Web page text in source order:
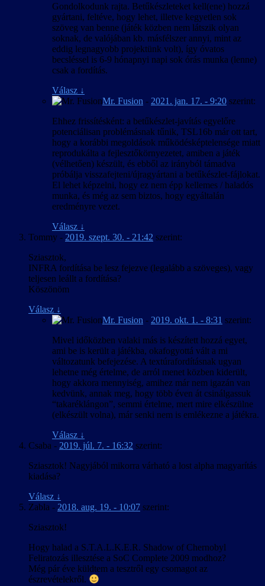
Gondolkodunk rajta. Betűkészleteket kell(ene) hozzá
gyártani, feltéve, hogy lehet, illetve kegyetlen sok
szöveg van benne (játék közben nem látszik olyan
soknak, de valójában kb. másfélszer annyi, mint az
eddig legnagyobb projektünk volt), így óvatos
becsléssel is 6-9 hónapnyi napi sok órás munka (lenne)
csak a fordítás.
Válasz ↓
Mr. Fusion - 2021. jan. 17. - 9:20 szerint:
Ehhez frissítésként: a betűkészlet-javítás egyelőre
potenciálisan problémásnak tűnik, TSL16b már ott tart,
hogy a korábbi megoldások működésképtelensége miatt
reprodukálta a fejlesztőkörnyezetet, amiben a játék
(vélhetően) készült, és ebből az irányból támadva
próbálja visszafejteni/újragyártani a betűkészlet-fájlokat.
El lehet képzelni, hogy ez nem épp kellemes / haladós
munka, és még az sem biztos, hogy egyáltalán
eredményre vezet.
Válasz ↓
Tommy - 2019. szept. 30. - 21:42 szerint:
Sziasztok,
INFRA fordítása be lesz fejezve (legalább a szöveges), vagy
teljesen leállt a fordítása?
Köszönöm
Válasz ↓
Mr. Fusion - 2019. okt. 1. - 8:31 szerint:
Mivel időközben valaki más is készített hozzá egyet,
ami be is került a játékba, okafogyottá vált a mi
változatunk befejezése. A textúrafordításnak ugyan
lehetne még értelme, de arról menet közben kiderült,
hogy akkora mennyiség, amihez már nem igazán van
kedvünk, annak meg, hogy több éven át csinálgassuk
“takaréklángon”, semmi értelme, mert mire elkészülne
(elkészült volna), már senki nem is emlékezne a játékra.
Válasz ↓
Csaba - 2019. júl. 7. - 16:32 szerint:
Sziasztok! Nagyjából mikorra várható a lost alpha magyarítás
kiadása?
Válasz ↓
Zabla - 2018. aug. 19. - 10:07 szerint:
Sziasztok!
Hogy halad a S.T.A.L.K.E.R. Shadow of Chernobyl
Feliratozás illesztése a SoC Complete 2009 modhoz?
Még pár éve küldtem a tesztről egy csomagot az
észrevételekről.